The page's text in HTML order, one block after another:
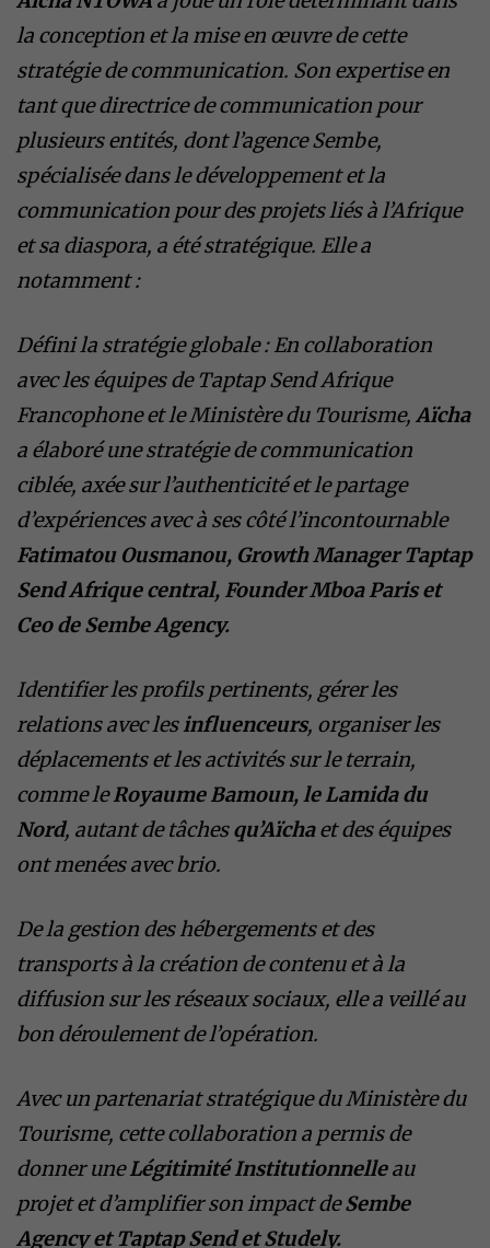
la conception et la mise en œuvre de cette
stratégie de communication. Son expertise en
tant que directrice de communication pour
plusieurs entités, dont l’agence Sembe,
spécialisée dans le développement et la
communication pour des projets liés à l’Afrique
et sa diaspora, a été stratégique. Elle a
notamment :
Défini la stratégie globale : En collaboration
avec les équipes de Taptap Send Afrique
Francophone et le Ministère du Tourisme, Aïcha
a élaboré une stratégie de communication
ciblée, axée sur l’authenticité et le partage
d’expériences avec à ses côté l’incontournable
Fatimatou Ousmanou, Growth Manager Taptap
Send Afrique central, Founder Mboa Paris et
Ceo de Sembe Agency.
Identifier les profils pertinents, gérer les
relations avec lesinfluenceurs, organiser les
déplacements et les activités sur le terrain,
comme leRoyaume Bamoun, le Lamida du
Nord, autant de tâchesqu’Aïchaet des équipes
ont menées avec brio.
De la gestion des hébergements et des
transports à la création de contenu et à la
diffusion sur les réseaux sociaux, elle a veillé au
bon déroulement de l’opération.
Avec un partenariat stratégique du Ministère du
Tourisme, cette collaboration a permis de
donner uneLégitimité Institutionnelleau
projet et d’amplifier son impact deSembe
Agency et Taptap Send et Studely.